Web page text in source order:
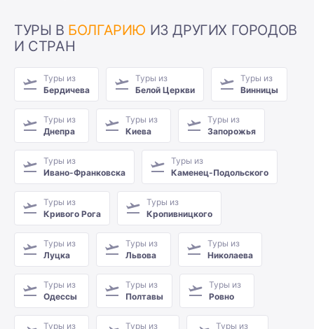
ТУРЫ В БОЛГАРИЮ ИЗ ДРУГИХ ГОРОДОВ
И СТРАН
Туры из
Бердичева
Туры из
Белой Церкви
Туры из
Винницы
Туры из
Днепра
Туры из
Киева
Туры из
Запорожья
Туры из
Ивано-Франковска
Туры из
Каменец-Подольского
Туры из
Кривого Рога
Туры из
Кропивницкого
Туры из
Луцка
Туры из
Львова
Туры из
Николаева
Туры из
Одессы
Туры из
Полтавы
Туры из
Ровно
Туры из
Туры из
Туры из